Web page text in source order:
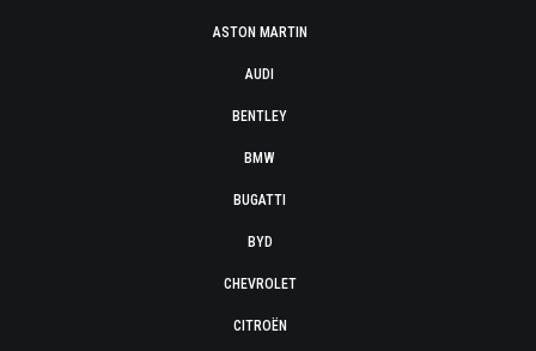
ASTON MARTIN
AUDI
BENTLEY
BMW
BUGATTI
BYD
CHEVROLET
CITROËN